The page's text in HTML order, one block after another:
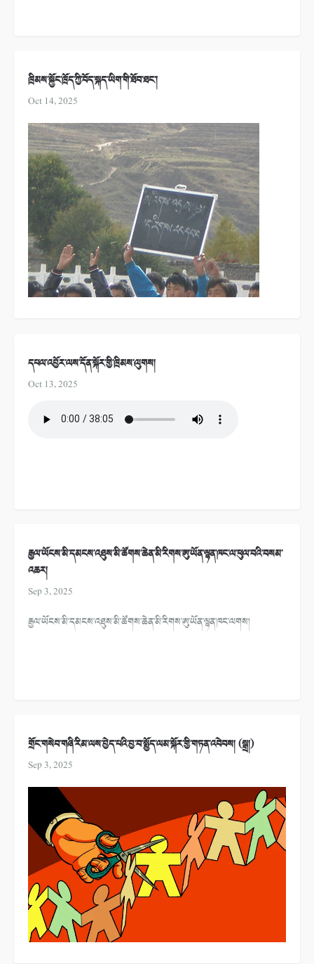
ཁྲིམས་སྐྱོང་ཁྲོད་ཀྱི་བོད་སྐད་ཡིག་གི་ཐོབ་ཐང་།
Oct 14, 2025
དཔལ་འབྱོར་ལས་དོན་སྐོར་གྱི་ཁྲིམས་ལུགས།
Oct 13, 2025
རྒྱལ་ཡོངས་མི་དམངས་འཐུས་མི་ཚོགས་ཆེན་མི་རིགས་ཨུ་ཡོན་ལྷན་ཁང་ལ་ཕུལ་བའི་བསམ་
འཆར།
Sep 3, 2025
རྒྱལ་ཡོངས་མི་དམངས་འཐུས་མི་ཚོགས་ཆེན་མི་རིགས་ཨུ་ཡོན་ལྷན་ཁང་ལགས།
གྲོང་གསེབ་གཞི་རིམ་ལས་བྱེད་པའི་བྱ་བ་སྤྱོད་ལམ་སྐོར་གྱི་གཏན་འབེབས། (སྒྲ།)
Sep 3, 2025